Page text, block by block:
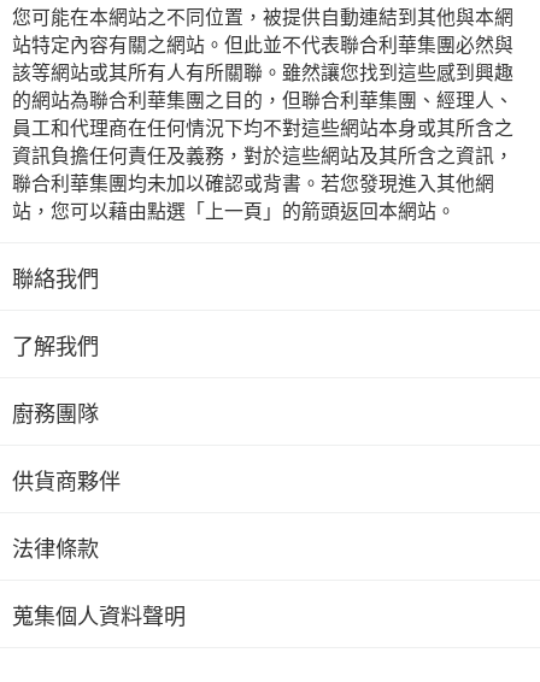
您可能在本網站之不同位置，被提供自動連結到其他與本網
站特定內容有關之網站。但此並不代表聯合利華集團必然與
該等網站或其所有人有所關聯。雖然讓您找到這些感到興趣
的網站為聯合利華集團之目的，但聯合利華集團、經理人、
員工和代理商在任何情況下均不對這些網站本身或其所含之
資訊負擔任何責任及義務，對於這些網站及其所含之資訊，
聯合利華集團均未加以確認或背書。若您發現進入其他網
站，您可以藉由點選「上一頁」的箭頭返回本網站。
聯絡我們
了解我們
廚務團隊
供貨商夥伴
法律條款
蒐集個人資料聲明